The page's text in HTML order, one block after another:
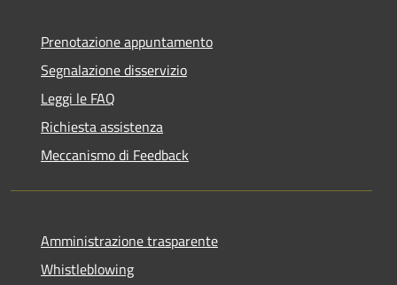
Prenotazione appuntamento
Segnalazione disservizio
Leggi le FAQ
Richiesta assistenza
Meccanismo di Feedback
Amministrazione trasparente
Whistleblowing